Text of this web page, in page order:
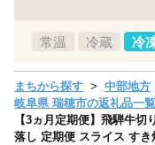
常温 冷蔵 冷
まちから探す 中部地方
岐阜県 瑞穂市の返礼品一覧
【3ヵ月定期便】飛騨牛
落し 定期便 スライス す